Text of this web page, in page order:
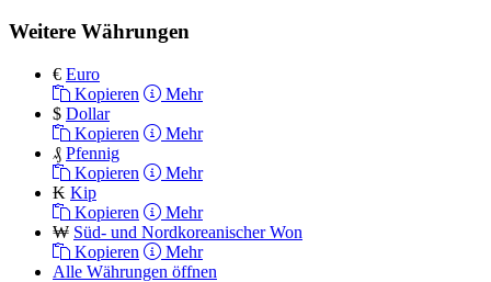
Weitere Währungen
€ Euro
Kopieren
Mehr
$ Dollar
Kopieren
Mehr
₰ Pfennig
Kopieren
Mehr
₭ Kip
Kopieren
Mehr
₩ Süd- und Nordkoreanischer Won
Kopieren
Mehr
Alle Währungen öffnen